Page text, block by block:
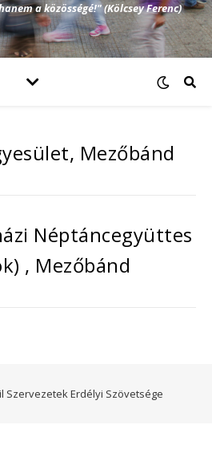
a közösségé!" (Kölcsey Ferenc)
Mezőbánd
Néptáncegyüttes
, Mezőbánd
Szervezetek Erdélyi Szövetsége